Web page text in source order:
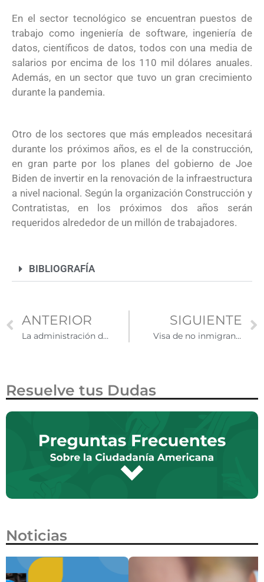
En el sector tecnológico se encuentran puestos de
trabajo como ingeniería de software, ingeniería de
datos, científicos de datos, todos con una media de
salarios por encima de los 110 mil dólares anuales.
Además, en un sector que tuvo un gran crecimiento
durante la pandemia.
Otro de los sectores que más empleados necesitará
durante los próximos años, es el de la construcción,
en gran parte por los planes del gobierno de Joe
Biden de invertir en la renovación de la infraestructura
a nivel nacional. Según la organización Construcción y
Contratistas, en los próximos dos años serán
requeridos alrededor de un millón de trabajadores.
BIBLIOGRAFÍA
ANTERIOR
La administración de Biden exime a niños no acompañados de políticas de expulsión de inmigrantes
SIGUIENTE
Visa de no inmigrante: Conoce los pasos a seguir para completar el formulario DS-160
Resuelve tus Dudas
Noticias